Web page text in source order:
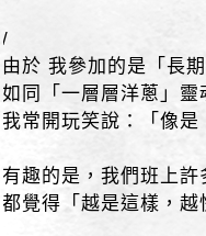
/
由於 我參加的是「長
如同「一層層洋蔥」
我常開玩笑說：「像
有趣的是，我們班上許
都覺得「越是這樣，越